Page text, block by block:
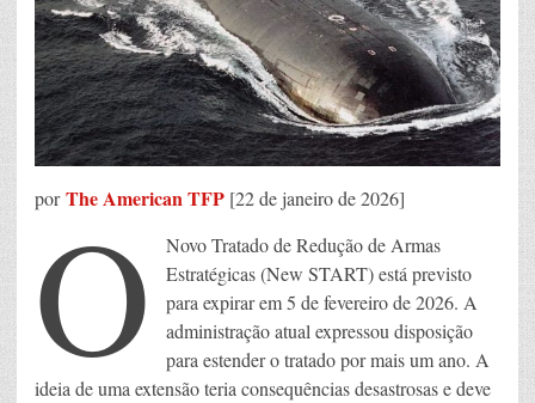
porThe American TFP [22 de janeiro de 2026]
O
Novo Tratado de Redução de Armas
Estratégicas (New START) está previsto
para expirar em 5 de fevereiro de 2026. A
administração atual expressou disposição
para estender o tratado por mais um ano. A
ideia de uma extensão teria consequências desastrosas e deve